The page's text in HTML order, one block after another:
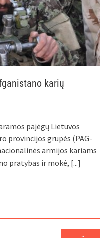
karių
pajėgų Lietuvos
provincijos grupės (PAG-
armijos kariams
pratybas ir mokė, [...]